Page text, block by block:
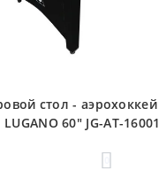
стол - аэрохоккей
LUGANO 60" JG-AT-16001